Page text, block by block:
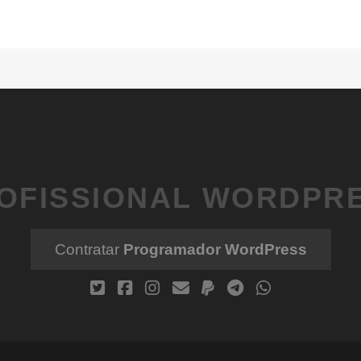
Contratar Programador WordPress